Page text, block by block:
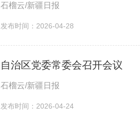
石榴云/新疆日报
发布时间：2026-04-28
自治区党委常委会召开会议
石榴云/新疆日报
发布时间：2026-04-24